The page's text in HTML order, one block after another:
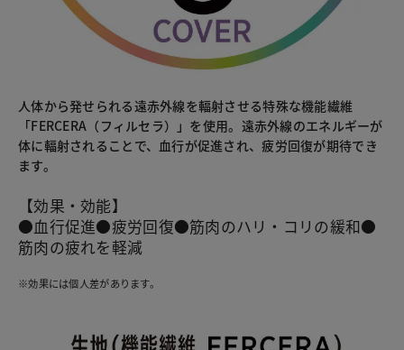
人体から発せられる遠赤外線を輻射させる特殊な機能繊維
「FERCERA（フィルセラ）」を使用。遠赤外線のエネルギーが
体に輻射されることで、血行が促進され、疲労回復が期待でき
ます。
【効果・効能】
●血行促進●疲労回復●筋肉のハリ・コリの緩和●
筋肉の疲れを軽減
※効果には個人差があります。